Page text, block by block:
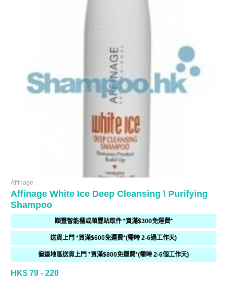
Affinage
Affinage White Ice Deep Cleansing \ Purifying
Shampoo
順豐智能櫃或順豐站取件 *買滿$300免運費*
送貨上門 *買滿$600免運費*(需時 2-6過工作天)
偏遠地區送貨上門 *買滿$800免運費*(需時 2-6個工作天)
HK$ 79 - 220